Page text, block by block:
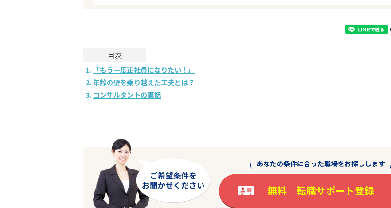
目次
「もう一度正社員になりたい！」
年齢の壁を乗り越えた工夫とは？
コンサルタントの裏話
あなたの条件に合った職場をお探しします
無料 転職サポート登録